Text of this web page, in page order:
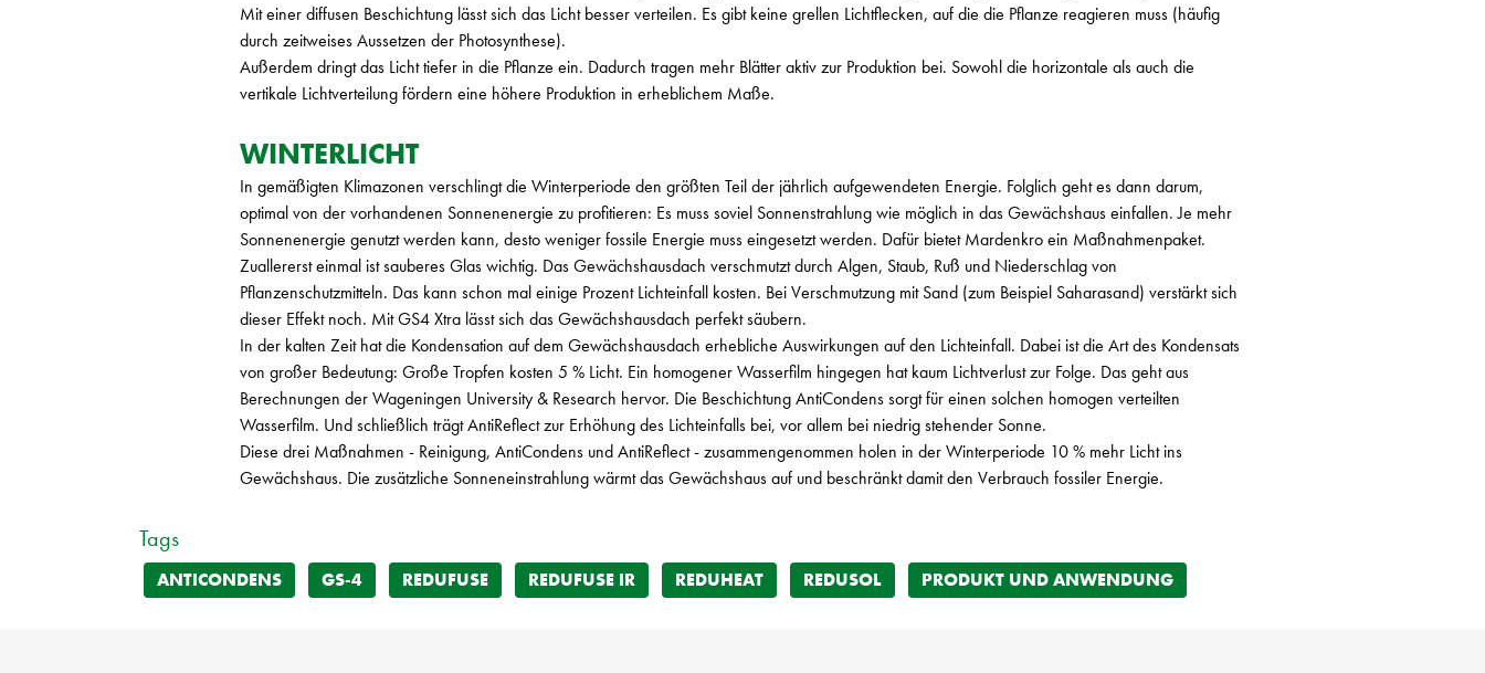
Mit einer diffusen Beschichtung lässt sich das Licht besser verteilen. Es gibt keine grellen Lichtflecken, auf die die Pflanze reagieren muss (häufig
durch zeitweises Aussetzen der Photosynthese).
Außerdem dringt das Licht tiefer in die Pflanze ein. Dadurch tragen mehr Blätter aktiv zur Produktion bei. Sowohl die horizontale als auch die
vertikale Lichtverteilung fördern eine höhere Produktion in erheblichem Maße.
WINTERLICHT
In gemäßigten Klimazonen verschlingt die Winterperiode den größten Teil der jährlich aufgewendeten Energie. Folglich geht es dann darum,
optimal von der vorhandenen Sonnenenergie zu profitieren: Es muss soviel Sonnenstrahlung wie möglich in das Gewächshaus einfallen. Je mehr
Sonnenenergie genutzt werden kann, desto weniger fossile Energie muss eingesetzt werden. Dafür bietet Mardenkro ein Maßnahmenpaket.
Zuallererst einmal ist sauberes Glas wichtig. Das Gewächshausdach verschmutzt durch Algen, Staub, Ruß und Niederschlag von
Pflanzenschutzmitteln. Das kann schon mal einige Prozent Lichteinfall kosten. Bei Verschmutzung mit Sand (zum Beispiel Saharasand) verstärkt sich
dieser Effekt noch. Mit GS4 Xtra lässt sich das Gewächshausdach perfekt säubern.
In der kalten Zeit hat die Kondensation auf dem Gewächshausdach erhebliche Auswirkungen auf den Lichteinfall. Dabei ist die Art des Kondensats
von großer Bedeutung: Große Tropfen kosten 5 % Licht. Ein homogener Wasserfilm hingegen hat kaum Lichtverlust zur Folge. Das geht aus
Berechnungen der Wageningen University & Research hervor. Die Beschichtung AntiCondens sorgt für einen solchen homogen verteilten
Wasserfilm. Und schließlich trägt AntiReflect zur Erhöhung des Lichteinfalls bei, vor allem bei niedrig stehender Sonne.
Diese drei Maßnahmen - Reinigung, AntiCondens und AntiReflect - zusammengenommen holen in der Winterperiode 10 % mehr Licht ins
Gewächshaus. Die zusätzliche Sonneneinstrahlung wärmt das Gewächshaus auf und beschränkt damit den Verbrauch fossiler Energie.
Tags
ANTICONDENS GS-4 REDUFUSE REDUFUSE IR REDUHEAT REDUSOL PRODUKT UND ANWENDUNG